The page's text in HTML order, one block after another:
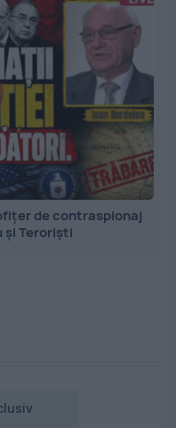
de contraspionaj
și Teroriști